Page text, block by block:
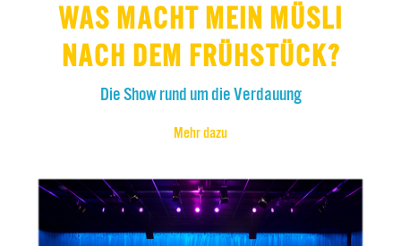
WAS MACHT MEIN MÜSLI
NACH DEM FRÜHSTÜCK?
Die Show rund um die Verdauung
Mehr dazu